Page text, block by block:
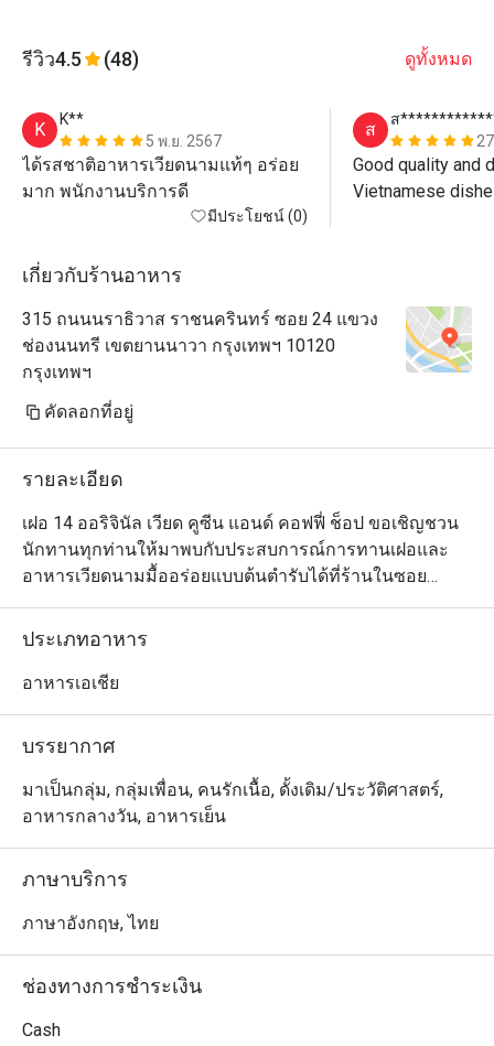
รีวิว4.5 (48) ดูทั้งหมด
K
K**
5 พ.ย. 2567
ได้รสชาติอาหารเวียดนามแท้ๆ อร่อย
มาก พนักงานบริการดี
มีประโยชน์ (0)
ส
ส
Good quality and
Vietnamese
เกี่ยวกับร้านอาหาร
315 ถนนนราธิวาส ราชนครินทร์ ซอย 24 แขวง
ช่องนนทรี เขตยานนาวา กรุงเทพฯ 10120
กรุงเทพฯ
คัดลอกที่อยู่
รายละเอียด
เฝอ 14 ออริจินัล เวียด คูซีน แอนด์ คอฟฟี่ ช็อป ขอเชิญชวน
นักทานทุกท่านให้มาพบกับประสบการณ์การทานเฝอและ
อาหารเวียดนามมื้ออร่อยแบบต้นตำรับได้ที่ร้านในซอย
นราธิวาส 24 นอกจากสไตล์การตกแต่งแบบคอนเทมโพรารี
ที่ให้อารมณ์เหมือนอยู่ในเวียดนามยุคปัจจุบันแล้ว เมนู
บินไปกินถึงแหล่งกำเนิดเลยทีเดียว อย่างเฝอเนื้อนั้นใช้เนื้อ
ตะไคร้ย่าง
ประเภทอาหาร
อาหารเอเชีย
บรรยากาศ
มาเป็นกลุ่ม, กลุ่มเพื่อน, คนรักเนื้อ, ดั้งเดิม/ประวัติศาสตร์,
อาหารกลางวัน, อาหารเย็น
ภาษาบริการ
ภาษาอังกฤษ, ไทย
ช่องทางการชำระเงิน
Cash